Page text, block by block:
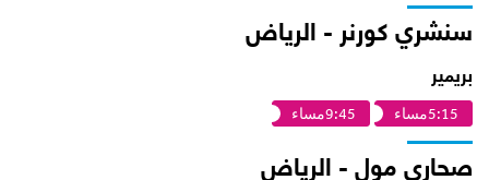
سنشري كورنر - الرياض
بريمير
5:15مساء 9:45مساء
صحارى مول - الرياض